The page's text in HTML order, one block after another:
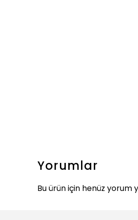
Yorumlar
Bu ürün için henüz yorum